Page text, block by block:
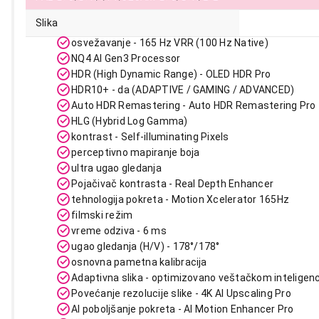
Slika
osvežavanje - 165 Hz VRR (100 Hz Native)
NQ4 AI Gen3 Processor
HDR (High Dynamic Range) - OLED HDR Pro
HDR10+ - da (ADAPTIVE / GAMING / ADVANCED)
Auto HDR Remastering - Auto HDR Remastering Pro
HLG (Hybrid Log Gamma)
kontrast - Self-illuminating Pixels
perceptivno mapiranje boja
ultra ugao gledanja
Pojačivač kontrasta - Real Depth Enhancer
tehnologija pokreta - Motion Xcelerator 165Hz
filmski režim
vreme odziva - 6 ms
ugao gledanja (H/V) - 178°/178°
osnovna pametna kalibracija
Adaptivna slika - optimizovano veštačkom
Povećanje rezolucije slike - 4K AI Upscaling Pro
AI poboljšanje pokreta - AI Motion Enhancer Pro
554.990,00